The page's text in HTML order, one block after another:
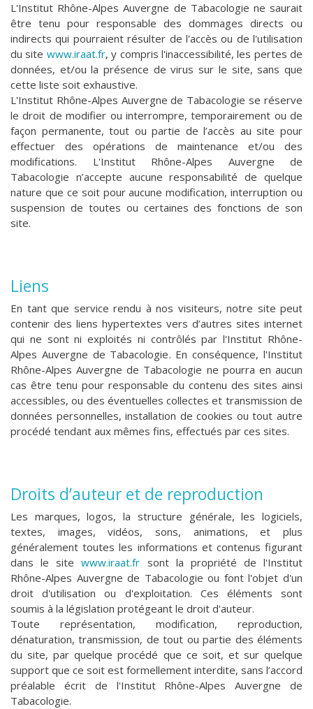
L'Institut Rhône-Alpes Auvergne de Tabacologie ne saurait
être tenu pour responsable des dommages directs ou
indirects qui pourraient résulter de l'accès ou de l'utilisation
du site www.iraat.fr, y compris l'inaccessibilité, les pertes de
données, et/ou la présence de virus sur le site, sans que
cette liste soit exhaustive.
L'Institut Rhône-Alpes Auvergne de Tabacologie se réserve
le droit de modifier ou interrompre, temporairement ou de
façon permanente, tout ou partie de l’accès au site pour
effectuer des opérations de maintenance et/ou des
modifications. L'Institut Rhône-Alpes Auvergne de
Tabacologie n’accepte aucune responsabilité de quelque
nature que ce soit pour aucune modification, interruption ou
suspension de toutes ou certaines des fonctions de son
site.
Liens
En tant que service rendu à nos visiteurs, notre site peut
contenir des liens hypertextes vers d’autres sites internet
qui ne sont ni exploités ni contrôlés par l'Institut Rhône-
Alpes Auvergne de Tabacologie. En conséquence, l'Institut
Rhône-Alpes Auvergne de Tabacologie ne pourra en aucun
cas être tenu pour responsable du contenu des sites ainsi
accessibles, ou des éventuelles collectes et transmission de
données personnelles, installation de cookies ou tout autre
procédé tendant aux mêmes fins, effectués par ces sites.
Droits d’auteur et de reproduction
Les marques, logos, la structure générale, les logiciels,
textes, images, vidéos, sons, animations, et plus
généralement toutes les informations et contenus figurant
dans le sitewww.iraat.fr sont la propriété de l'Institut
Rhône-Alpes Auvergne de Tabacologie ou font l'objet d'un
droit d'utilisation ou d'exploitation. Ces éléments sont
soumis à la législation protégeant le droit d'auteur.
Toute représentation, modification, reproduction,
dénaturation, transmission, de tout ou partie des éléments
du site, par quelque procédé que ce soit, et sur quelque
support que ce soit est formellement interdite, sans l’accord
préalable écrit de l'Institut Rhône-Alpes Auvergne de
Tabacologie.